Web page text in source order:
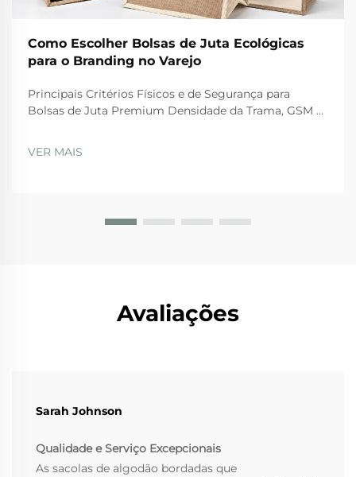
Como Escolher Bolsas de Juta Ecológicas
para o Branding no Varejo
Principais Critérios Físicos e de Segurança para
Bolsas de Juta Premium Densidade da Trama, GSM e
VER MAIS
Avaliações
Sarah Johnson
Qualidade e Serviço Excepcionais
As sacolas de algodão bordadas que